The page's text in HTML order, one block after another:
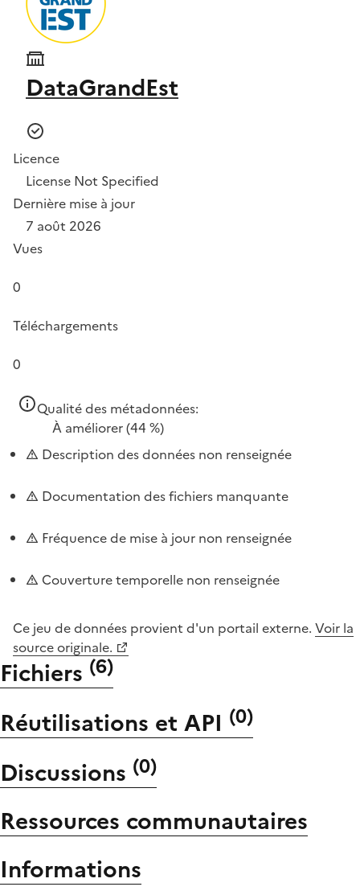
DataGrandEst
Licence
License Not Specified
Dernière mise à jour
7 août 2026
Vues
0
Téléchargements
0
Qualité des métadonnées:
À améliorer(44 %)
Description des données non renseignée
Documentation des fichiers manquante
Fréquence de mise à jour non renseignée
Couverture temporelle non renseignée
Ce jeu de données provient d'un portail externe. Voir la
source originale.
Fichiers (6)
Réutilisations et API (0)
Discussions (0)
Ressources communautaires
Informations